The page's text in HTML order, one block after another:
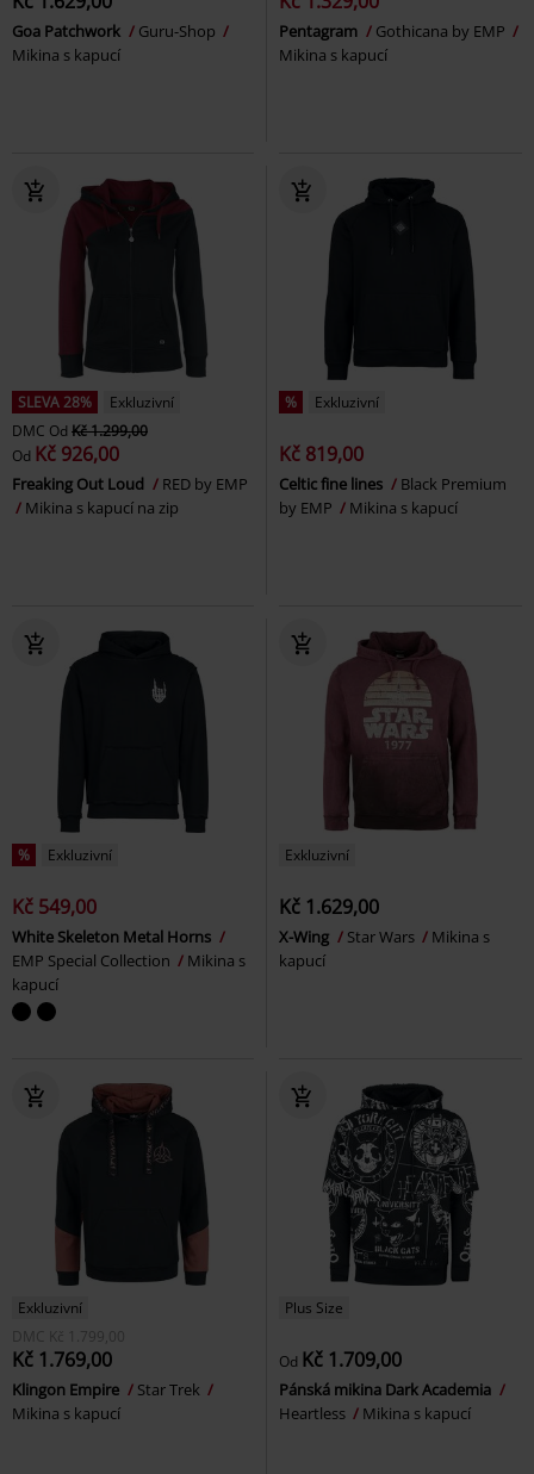
Goa Patchwork
Guru-Shop
Mikina s kapucí
Pentagram
Gothicana by EMP
Mikina s kapucí
SLEVA 28%
Exkluzivní
DMC Od Kč 1.299,00
Od Kč 926,00
Freaking Out Loud
RED by EMP
Mikina s kapucí na zip
% Exkluzivní
Kč 819,00
Celtic fine lines
Black Premium
by EMP
Mikina s kapucí
% Exkluzivní
Kč 549,00
White Skeleton Metal Horns
EMP Special Collection
Mikina s
kapucí
Exkluzivní
Kč 1.629,00
X-Wing Star Wars
Mikina s
kapucí
Exkluzivní
DMC
Kč 1.799,00
Kč 1.769,00
Klingon Empire
Star Trek
Mikina s kapucí
Plus Size
Od Kč 1.709,00
Pánská mikina Dark Academia
Heartless
Mikina s kapucí